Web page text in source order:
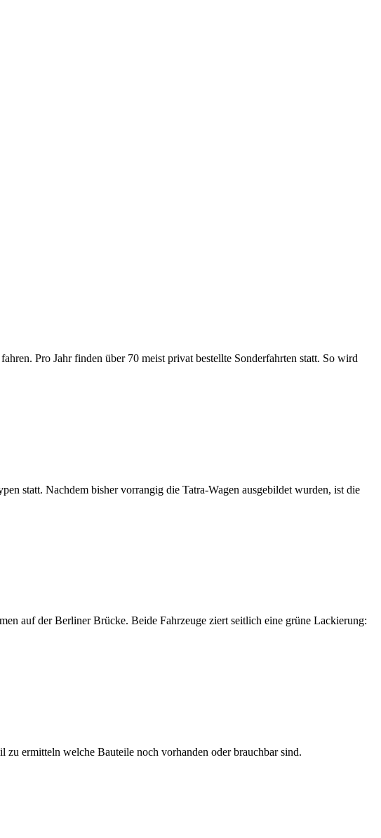
Pro Jahr finden über 70 meist privat bestellte Sonderfahrten statt. So wird
statt. Nachdem bisher vorrangig die Tatra-Wagen ausgebildet wurden, ist die
auf der Berliner Brücke. Beide Fahrzeuge ziert seitlich eine grüne Lackierung:
ermitteln welche Bauteile noch vorhanden oder brauchbar sind.